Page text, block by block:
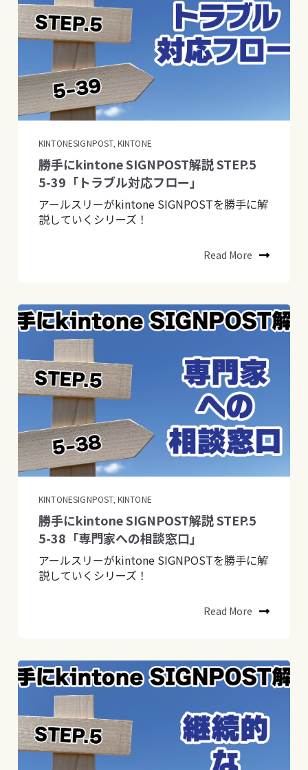
KINTONESIGNPOST, KINTONE
勝手にkintone SIGNPOST解説 STEP.5
5-39「トラブル対応フロー」
アールスリーがkintone SIGNPOSTを勝手に解
説していくシリーズ！
Read More
KINTONESIGNPOST KINTONE
勝手にkintone SIGNPOST解説 STEP.5
5-38「専門家への相談窓口」
アールスリーがkintone SIGNPOSTを勝手に解
説していくシリーズ！
Read More